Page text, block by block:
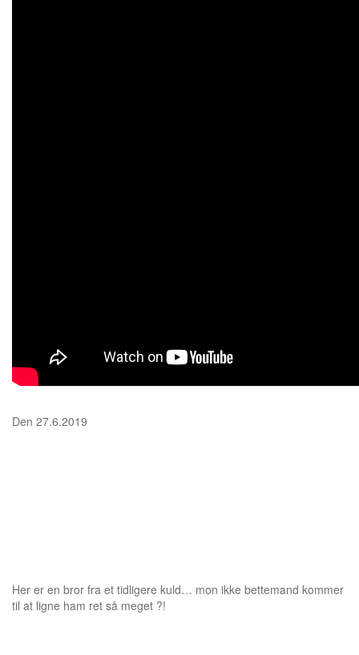
Den 27.6.2019
Her er en bror fra et tidligere kuld… mon ikke bettemand kommer
til at ligne ham ret så meget ?!